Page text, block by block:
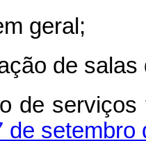
geral;
de
de
de setembro